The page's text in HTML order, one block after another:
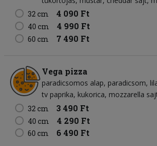
32 cm
4 090 Ft
40 cm 4 990 Ft
60 cm 7 490 Ft
Vega pizza
paradicsomos alap paradicsom
tv paprika kukorica mozzarella
32 cm
3 490 Ft
40 cm 4 290 Ft
60 cm 6 490 Ft